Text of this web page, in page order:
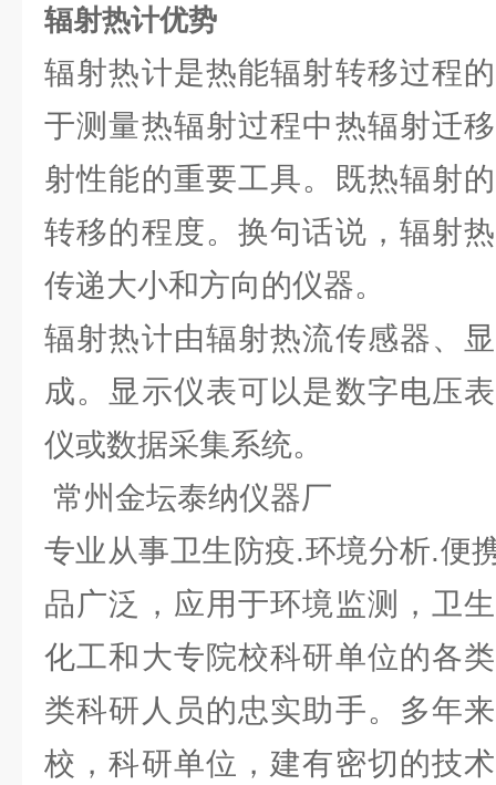
辐射热计优势
辐射热计是热能辐射转移过程
于测量热辐射过程中热辐射迁
射性能的重要工具。既热辐射
转移的程度。换句话说，辐射
传递大小和方向的仪器。
辐射热计由辐射热流传感器、
成。显示仪表可以是数字电压
仪或数据采集系统。
常州金坛泰纳仪器厂
专业从事卫生防疫.环境分析.便
品广泛，应用于环境监测，卫
化工和大专院校科研单位的各
类科研人员的忠实助手。多年
校，科研单位，建有密切的技